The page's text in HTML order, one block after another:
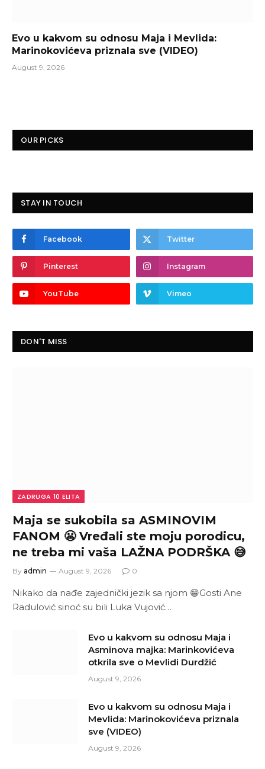
Evo u kakvom su odnosu Maja i Mevlida:
Marinokovićeva priznala sve (VIDEO)
August 9, 2026
OUR PICKS
STAY IN TOUCH
Facebook Twitter
Pinterest Instagram
YouTube Vimeo
DON'T MISS
ZADRUGA 10 ELITA
Maja se sukobila sa ASMINOVIM
FANOM 😬 Vređali ste moju porodicu,
ne treba mi vaša LAŽNA PODRŠKA 😅
By admin August 9, 2026 0
Nikako da nađe zajednički jezik sa njom 😁Gosti Ane
Radulović sinoć su bili Luka Vujović…
Evo u kakvom su odnosu Maja i
Asminova majka: Marinkovićeva
otkrila sve o Mevlidi Durdžić
August 9, 2026
Evo u kakvom su odnosu Maja i
Mevlida: Marinokovićeva priznala
sve (VIDEO)
August 9, 2026